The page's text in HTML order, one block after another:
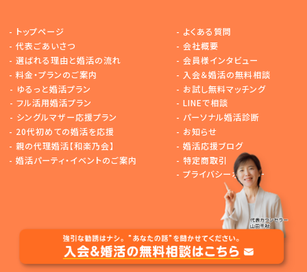
- トップページ
-代表ごあいさつ
-選ばれる理由と婚活の流れ
-料金・プランのご案内
- ゆるっと婚活プラン
-フル活用婚活プラン
- シングルマザー応援プラン
- 20代初めての婚活を応援
-親の代理婚活【和楽乃会】
-婚活パーティ・イベントのご案内
- よくある質問
-会社概要
-会員様インタビュー
- 入会＆婚活の無料相談
- お試し無料マッチング
-LINEで相談
- パーソナル婚活診断
- お知らせ
-婚活応援ブログ
-特定商取引
-プライバシーポリシー
Copyright © ブライズデザイン All Rights Reserved.